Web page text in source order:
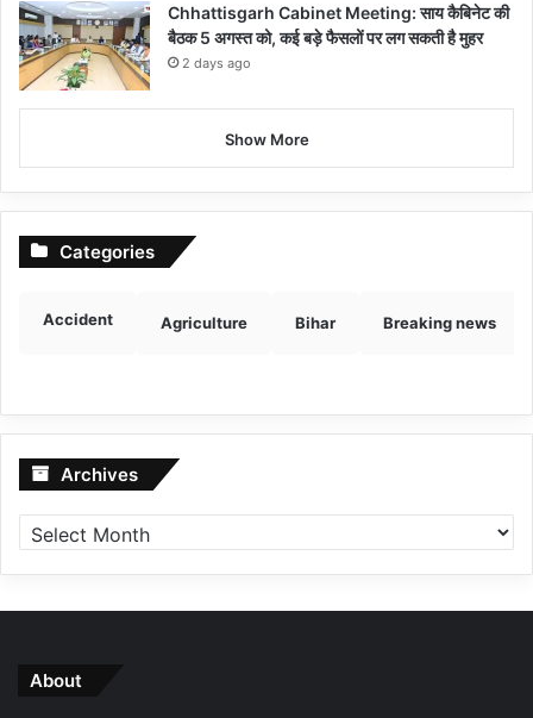
Chhattisgarh Cabinet Meeting: साय कैबिनेट की
बैठक 5 अगस्त को, कई बड़े फैसलों पर लग सकती है मुहर
2 days ago
Show More
Categories
Accident Agriculture Bihar Breaking news
Archives Archives
About